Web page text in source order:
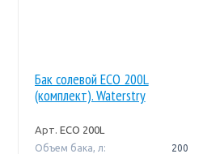
Бак солевой ECO 200L
(комплект). Waterstry
Арт. ECO 200L
Объем бака, л: 200